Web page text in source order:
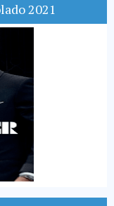
2021